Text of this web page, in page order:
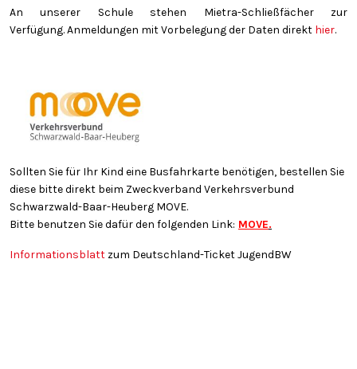
An unserer Schule stehen Mietra-Schließfächer zur
Verfügung. Anmeldungen mit Vorbelegung der Daten direkt hier.
Sollten Sie für Ihr Kind eine Busfahrkarte benötigen, bestellen Sie
diese bitte direkt beim Zweckverband Verkehrsverbund
Schwarzwald-Baar-Heuberg MOVE.
Bitte benutzen Sie dafür den folgenden Link: MOVE.
Informationsblatt zum Deutschland-Ticket JugendBW